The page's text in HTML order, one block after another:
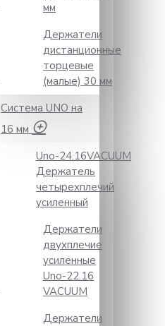
мм
Держатели
дистанционные
торцевые
(малые) 30 мм
Система UNO на
16 мм
Unо-24.16VACUUM
Держатель
четырехплечий
усиленный
Держатели
двухплечие
усиленные
Unо-22.16
VACUUM
Держатели